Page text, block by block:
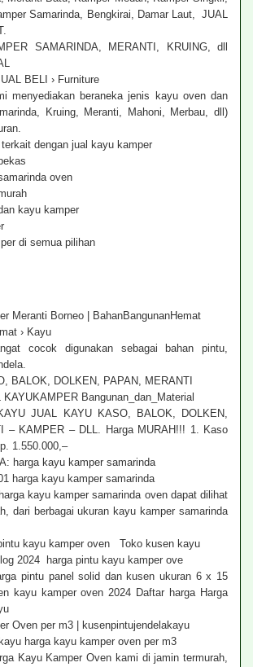
Samarinda, Bengkirai, Damar Laut, JUAL
SAMARINDA, MERANTI, KRUING, dll
BELI › Furniture
beraneka jenis kayu oven dan
Kruing, Meranti, Mahoni, Merbau, dll)
dengan jual kayu kamper
oven
kayu kamper
di semua pilihan
Meranti Borneo | BahanBangunanHemat
› Kayu
cocok digunakan sebagai bahan pintu,
BALOK, DOLKEN, PAPAN, MERANTI
Bangunan_dan_Material
JUAL KAYU KASO, BALOK, DOLKEN,
– KAMPER – DLL. Harga MURAH!!! 1. Kaso
1.550.000,–
harga kayu kamper samarinda
harga kayu kamper samarinda
kayu kamper samarinda oven dapat dilihat
dari berbagai ukuran kayu kamper samarinda
kayu kamper oven Toko kusen kayu
2024 harga pintu kayu kamper ove
pintu panel solid dan kusen ukuran 6 x 15
kayu kamper oven 2024 Daftar harga Harga
Oven per m3 | kusenpintujendelakayu
harga kayu kamper oven per m3
Kayu Kamper Oven kami di jamin termurah,